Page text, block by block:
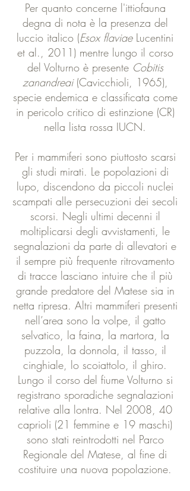
Per quanto concerne l'ittiofauna
degna di nota è la presenza del
luccio italico (Esox flaviaeLucentini
et al., 2011) mentre lungo il corso
del Volturno è presente Cobitis
zanandreai(Cavicchioli, 1965),
specie endemica e classificata come
in pericolo critico di estinzione (CR)
nella lista rossa IUCN.
Per i mammiferi sono piuttosto scarsi
gli studi mirati. Le popolazioni di
lupo, discendono da piccoli nuclei
scampati alle persecuzioni dei secoli
scorsi. Negli ultimi decenni il
moltiplicarsi degli avvistamenti, le
segnalazioni da parte di allevatori e
il sempre più frequente ritrovamento
di tracce lasciano intuire che il più
grande predatore del Matese sia in
netta ripresa. Altri mammiferi presenti
nell’area sono la volpe, il gatto
selvatico, la faina, la martora, la
puzzola, la donnola, il tasso, il
cinghiale, lo scoiattolo, il ghiro.
Lungo il corso del fiume Volturno si
registrano sporadiche segnalazioni
relative alla lontra. Nel 2008, 40
caprioli (21 femmine e 19 maschi)
sono stati reintrodotti nel Parco
Regionale del Matese, al fine di
costituire una nuova popolazione.